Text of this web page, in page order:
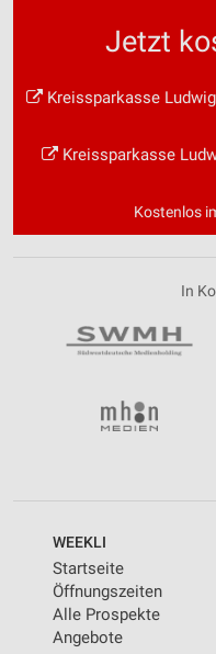
Jetzt
Kreissparkasse
Kreissparkasse
Kostenlos
In
WEEKLI
Startseite
Öffnungszeiten
Alle Prospekte
Angebote